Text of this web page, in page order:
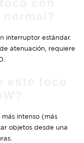
interruptor estándar.
atenuación, requiere
intenso (más
objetos desde una